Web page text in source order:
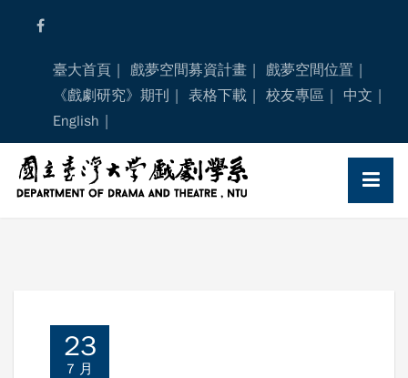
臺大首頁 戲夢空間募資計畫
戲夢空間位置
《戲劇研究》期刊
表格下載 校友專區
中文
English
23
7 月